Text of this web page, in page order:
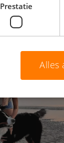
Meer
Prestatie
Alles